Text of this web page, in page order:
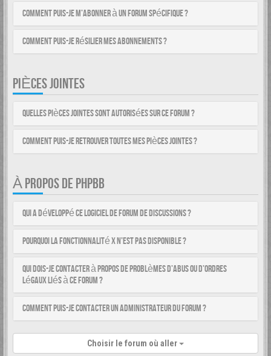
Comment puis-je m’abonner à un forum spécifique ?
Comment puis-je résilier mes abonnements ?
PIÈCES JOINTES
Quelles pièces jointes sont autorisées sur ce forum ?
Comment puis-je retrouver toutes mes pièces jointes ?
À PROPOS DE PHPBB
Qui a développé ce logiciel de forum de discussions ?
Pourquoi la fonctionnalité X n’est pas disponible ?
Qui dois-je contacter à propos de problèmes d’abus ou d’ordres
légaux liés à ce forum ?
Comment puis-je contacter un administrateur du forum ?
Choisir le forum où aller